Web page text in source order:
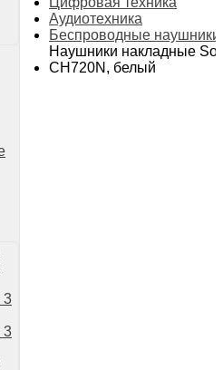
Mini 4 Pro
для дронов
дронов
бинокли
прицелы
дронов
3
3
Аудиотехника
Беспроводные наушники
Наушники накладные
CH720N, белый